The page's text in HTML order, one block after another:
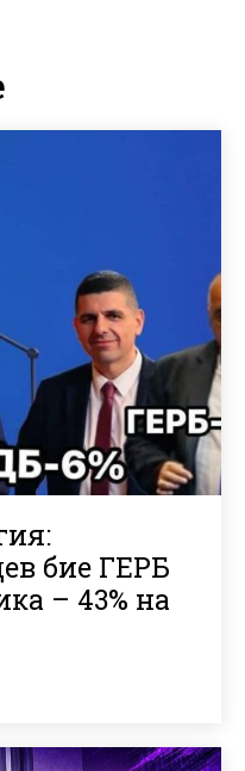
бие ГЕРБ
– 43% на